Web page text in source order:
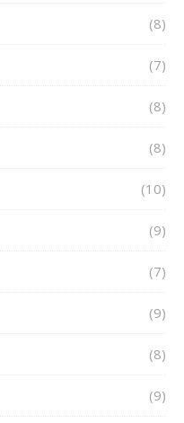
(8)
(7)
(8)
(8)
(10)
(9)
(7)
(9)
(8)
(9)